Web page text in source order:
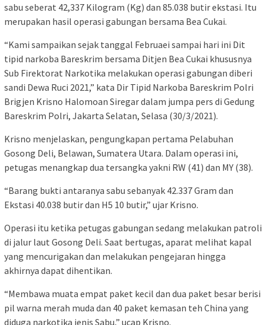
sabu seberat 42,337 Kilogram (Kg) dan 85.038 butir ekstasi. Itu
merupakan hasil operasi gabungan bersama Bea Cukai.
“Kami sampaikan sejak tanggal Februaei sampai hari ini Dit
tipid narkoba Bareskrim bersama Ditjen Bea Cukai khususnya
Sub Firektorat Narkotika melakukan operasi gabungan diberi
sandi Dewa Ruci 2021,” kata Dir Tipid Narkoba Bareskrim Polri
Brigjen Krisno Halomoan Siregar dalam jumpa pers di Gedung
Bareskrim Polri, Jakarta Selatan, Selasa (30/3/2021).
Krisno menjelaskan, pengungkapan pertama Pelabuhan
Gosong Deli, Belawan, Sumatera Utara. Dalam operasi ini,
petugas menangkap dua tersangka yakni RW (41) dan MY (38).
“Barang bukti antaranya sabu sebanyak 42.337 Gram dan
Ekstasi 40.038 butir dan H5 10 butir,” ujar Krisno.
Operasi itu ketika petugas gabungan sedang melakukan patroli
di jalur laut Gosong Deli. Saat bertugas, aparat melihat kapal
yang mencurigakan dan melakukan pengejaran hingga
akhirnya dapat dihentikan.
“Membawa muata empat paket kecil dan dua paket besar berisi
pil warna merah muda dan 40 paket kemasan teh China yang
diduga narkotika jenis Sabu,” ucap Krisno.